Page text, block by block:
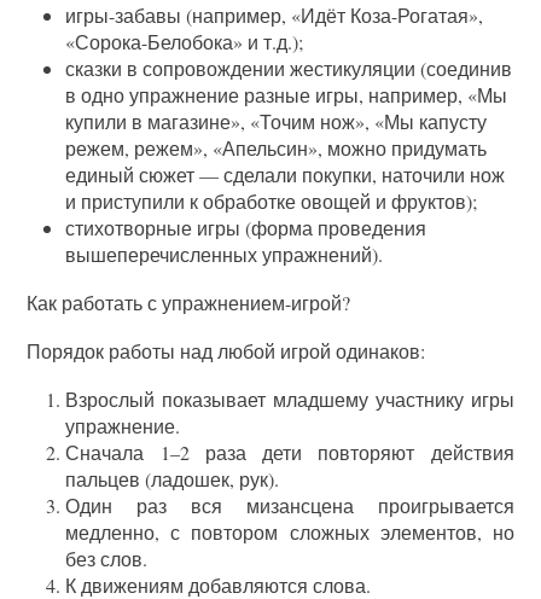
игры-забавы (например, «Идёт Коза-Рогатая»,
«Сорока-Белобока» и т.д.);
сказки в сопровождении жестикуляции (соединив
в одно упражнение разные игры, например, «Мы
купили в магазине», «Точим нож», «Мы капусту
режем, режем», «Апельсин», можно придумать
единый сюжет — сделали покупки, наточили нож
и приступили к обработке овощей и фруктов);
стихотворные игры (форма проведения
вышеперечисленных упражнений).
Как работать с упражнением-игрой?
Порядок работы над любой игрой одинаков:
Взрослый показывает младшему участнику игры
упражнение.
Сначала 1–2 раза дети повторяют действия
пальцев (ладошек, рук).
Один раз вся мизансцена проигрывается
медленно, с повтором сложных элементов, но
без слов.
К движениям добавляются слова.